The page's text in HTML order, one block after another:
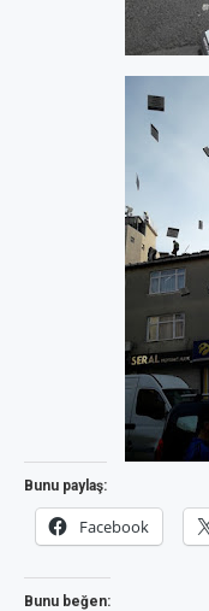
Bunu paylaş:
Facebook
Bunu beğen: